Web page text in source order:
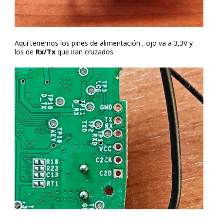
Aquí tenemos los pines de alimentación , ojo va a 3,3V y
los de Rx/Tx que iran cruzados